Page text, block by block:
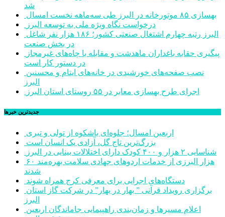
شد
بهسازی ۸۵ موتورخانه در البرز طی سه‌ماهه نخست امسال
درخواست نگاه ویژه ملی به توسعه البرز
در بخش صنعت
در دستور کار است
البرز
اجرای طرح بهسازی معابر در ۵۵ روستای استان البرز
جديدترين خبرها
اربعین امسال؛ جلوه‌ای باشکوه از تولی و تبری
بزرگ‌ترین تاج گل، آزادی یک انسان است
شناسایی ۲ هزار و ۴۰۰ کودک دارای اختلالات بینایی در البرز
۶۰ هزار البرزی از خدمات اردوهای جهادی سلامت بهره‌مند
شدند
دستگاه‌های اجرایی برای معرفی کرج همراه شوند
البرز